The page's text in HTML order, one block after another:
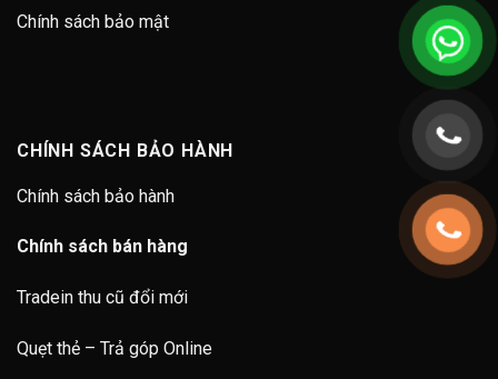
Chính sách bảo mật
CHÍNH SÁCH BẢO HÀNH
Chính sách bảo hành
Chính sách bán hàng
Tradein thu cũ đổi mới
Quẹt thẻ – Trả góp Online